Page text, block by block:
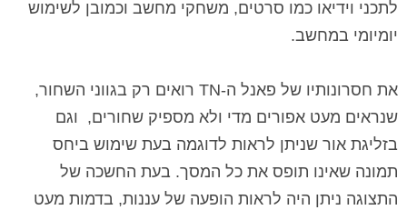
לתכני וידיאו כמו סרטים, משחקי מחשב וכמובן לשימוש
יומיומי במחשב.
את חסרונותיו של פאנל ה-TN רואים רק בגווני השחור,
שנראים מעט אפורים מדי ולא מספיק שחורים, וגם
בזליגת אור שניתן לראות לדוגמה בעת שימוש ביחס
תמונה שאינו תופס את כל המסך. בעת החשכה של
התצוגה ניתן היה לראות הופעה של עננות, בדמות מעט